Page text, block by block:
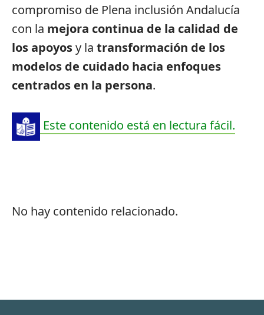
compromiso de Plena inclusión Andalucía
con la mejora continua de la calidad de
los apoyosy la transformación de los
modelos de cuidado hacia enfoques
centrados en la persona.
Este contenido está en lectura fácil.
No hay contenido relacionado.